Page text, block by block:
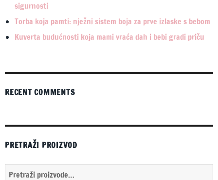
sigurnosti
Torba koja pamti: nježni sistem boja za prve izlaske s bebom
Kuverta budućnosti koja mami vraća dah i bebi gradi priču
RECENT COMMENTS
PRETRAŽI PROIZVOD
Pretraži: